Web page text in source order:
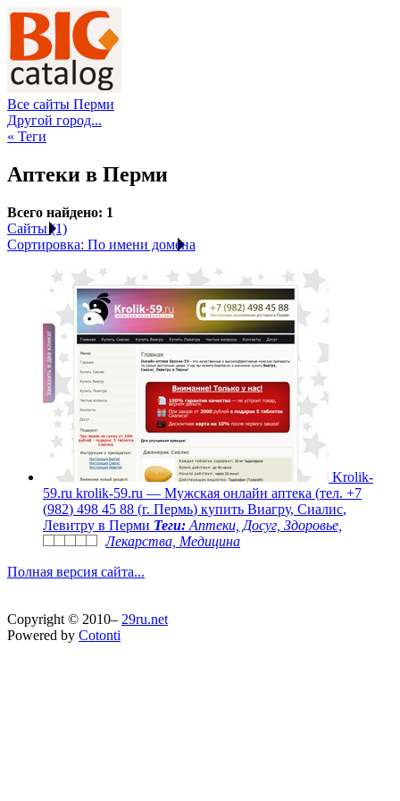
Все сайты Перми
Другой город...
« Теги
Аптеки в Перми
Всего найдено: 1
Сайты (1)
Сортировка: По имени домена
Krolik-
59.ru krolik-59.ru — Мужская онлайн аптека (тел. +7
(982) 498 45 88 (г. Пермь) купить Виагру, Сиалис,
Левитру в Перми Теги: Аптеки, Досуг, Здоровье,
Лекарства, Медицина
Полная версия сайта...
Copyright © 2010– 29ru.net
Powered by Cotonti